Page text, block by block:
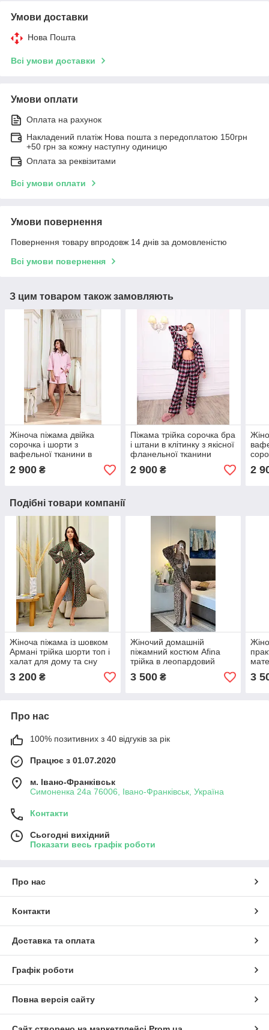
Умови доставки
Нова Пошта
Всі умови доставки
Умови оплати
Оплата на рахунок
Накладений платіж Нова пошта з передоплатою 150грн
+50 грн за кожну наступну одиницю
Оплата за реквізитами
Всі умови оплати
Умови повернення
Повернення товару впродовж 14 днів за домовленістю
Всі умови повернення
З цим товаром також замовляють
Жіноча піжама двійка
сорочка і шорти з
вафельної тканини в
рожевому кольорі розмір
S 20571
2 900 ₴
Піжама трійка сорочка бра
і штани в клітинку з якісної
фланельної тканини
розмір S
2 900₴ 2
Подібні товари компанії
Жіноча піжама із шовком
Армані трійка шорти топ і
халат для дому та сну
колір зелений S-M 30033
3 200 ₴
Жіночий домашній
піжамний костюм Afina
трійка в леопардовий
тканини трикотаж
3 500₴ 3
Про нас
100% позитивних з 40 відгуків за рік
Працює з 01.07.2020
м. Івано-Франківськ
Симоненка 24а 76006, Івано-Франківськ, Україна
Контакти
Сьогодні вихідний
Показати весь графік роботи
Про нас
Контакти
Доставка та оплата
Графік роботи
Повна версія сайту